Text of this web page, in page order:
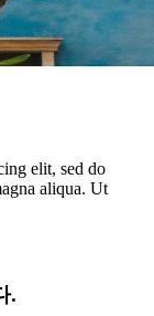
elit, sed do
aliqua. Ut
.